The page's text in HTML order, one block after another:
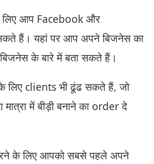
लिए आप Facebook और
हैं। यहां पर आप अपने बिजनेस का
के बारे में बता सकते हैं।
लिए clients भी ढूंढ सकते हैं, जो
में बीड़ी बनाने का order दे
के लिए आपको सबसे पहले अपने